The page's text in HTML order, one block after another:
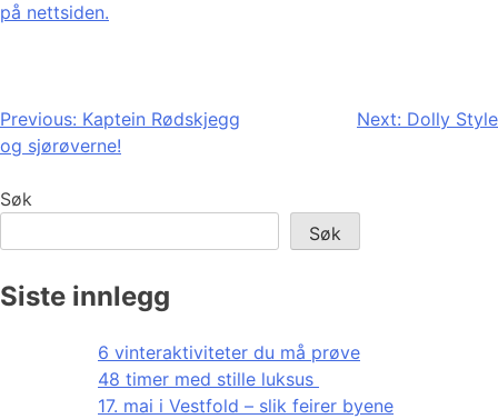
på nettsiden.
Innleggsnavigasjon
Previous: Kaptein Rødskjegg
og sjørøverne!
Next: Dolly Style
Søk
Søk
Siste innlegg
6 vinteraktiviteter du må prøve
48 timer med stille luksus
17. mai i Vestfold – slik feirer byene